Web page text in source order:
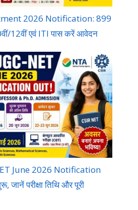
2026 Notification: 899
12वीं एवं ITI पास करें आवेदन
June 2026 Notification
परीक्षा तिथि और पूरी